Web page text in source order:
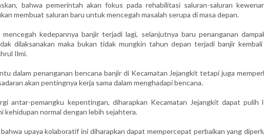
bahwa pemerintah akan fokus pada rehabilitasi saluran-saluran
membuat saluran baru untuk mencegah masalah serupa di masa depan.
kedepannya banjir terjadi lagi, selanjutnya baru penanganan
dilaksanakan maka bukan tidak mungkin tahun depan terjadi banjir
Ilmi.
dalam penanganan bencana banjir di Kecamatan Jejangkit tetapi juga
akan pentingnya kerja sama dalam menghadapi bencana.
antar-pemangku kepentingan, diharapkan Kecamatan Jejangkit dapat pulih
kehidupan normal dengan lebih sejahtera.
upaya kolaboratif ini diharapkan dapat mempercepat perbaikan yang